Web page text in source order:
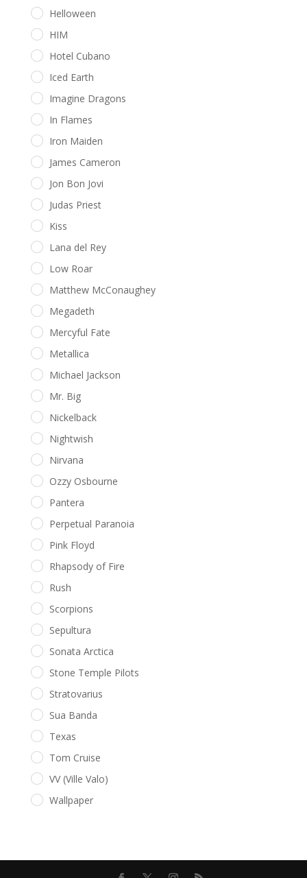
Helloween
HIM
Hotel Cubano
Iced Earth
Imagine Dragons
In Flames
Iron Maiden
James Cameron
Jon Bon Jovi
Judas Priest
Kiss
Lana del Rey
Low Roar
Matthew McConaughey
Megadeth
Mercyful Fate
Metallica
Michael Jackson
Mr. Big
Nickelback
Nightwish
Nirvana
Ozzy Osbourne
Pantera
Perpetual Paranoia
Pink Floyd
Rhapsody of Fire
Rush
Scorpions
Sepultura
Sonata Arctica
Stone Temple Pilots
Stratovarius
Sua Banda
Texas
Tom Cruise
VV (Ville Valo)
Wallpaper